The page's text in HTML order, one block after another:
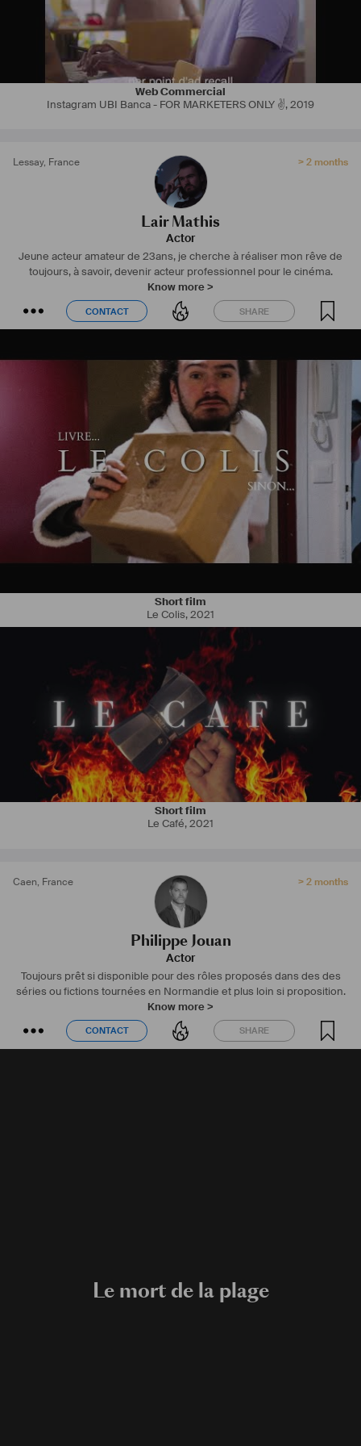
Web Commercial
Instagram UBI Banca - FOR MARKETERS ONLY ✌️,2019
Lessay, France > 2 months
Lair Mathis
Actor
Jeune acteur amateur de 23ans, je cherche à réaliser mon rêve de
toujours, à savoir, devenir acteur professionnel pour le cinéma.
Know more >
CONTACT SHARE
CONTACT SHARE
Short film
Le Colis,2021
Short film
Le Café,2021
Caen, France > 2 months
Philippe Jouan
Actor
Toujours prêt si disponible pour des rôles proposés dans des des
séries ou fictions tournées en Normandie et plus loin si proposition.
Know more >
Un pied dans le cinéma des 2006 face à Lionel Astier dans
l'Astronaute de Christian Laurence. Depuis , divers "petits rôles" pour
des séries ou fictions comme "Scènes de Ménage " " Meurtre à Pont
l'Eveque" et plus récemment "Le Voyageur episode 7 "
CONTACT SHARE
CONTACT SHARE
Le mort de la plage